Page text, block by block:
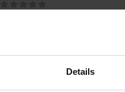
Details
ZUR WUNSCHLISTE HINZUFÜGEN